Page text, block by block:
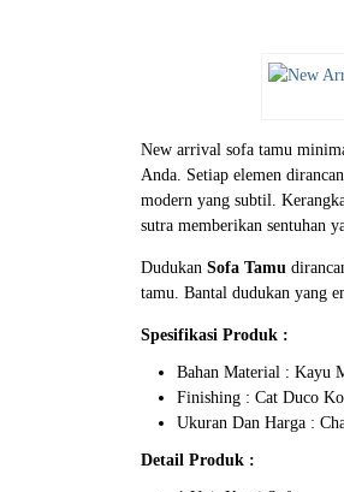
New arrival sofa tamu
Anda. Setiap elemen
modern yang subtil.
sutra memberikan sentuhan
Dudukan Sofa Tamu
tamu. Bantal dudukan yang
Spesifikasi Produk :
Bahan Material : Kayu
Finishing : Cat Duco
Ukuran Dan Harga :
Detail Produk :